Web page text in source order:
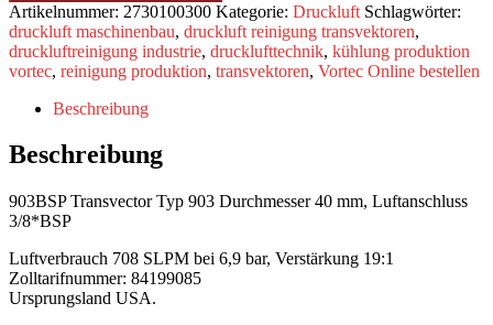
Artikelnummer: 2730100300 Kategorie: Druckluft Schlagwörter:
druckluft maschinenbau, druckluft reinigung transvektoren,
druckluftreinigung industrie, drucklufttechnik, kühlung produktion
vortec, reinigung produktion, transvektoren, Vortec Online bestellen
Beschreibung
Beschreibung
903BSP Transvector Typ 903 Durchmesser 40 mm, Luftanschluss
3/8*BSP
Luftverbrauch 708 SLPM bei 6,9 bar, Verstärkung 19:1
Zolltarifnummer: 84199085
Ursprungsland USA.